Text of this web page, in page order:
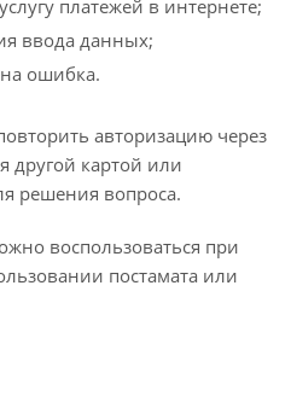
платежей в интернете;
ввода данных;
ошибка.
авторизацию через
другой картой или
решения вопроса.
воспользоваться при
постамата или